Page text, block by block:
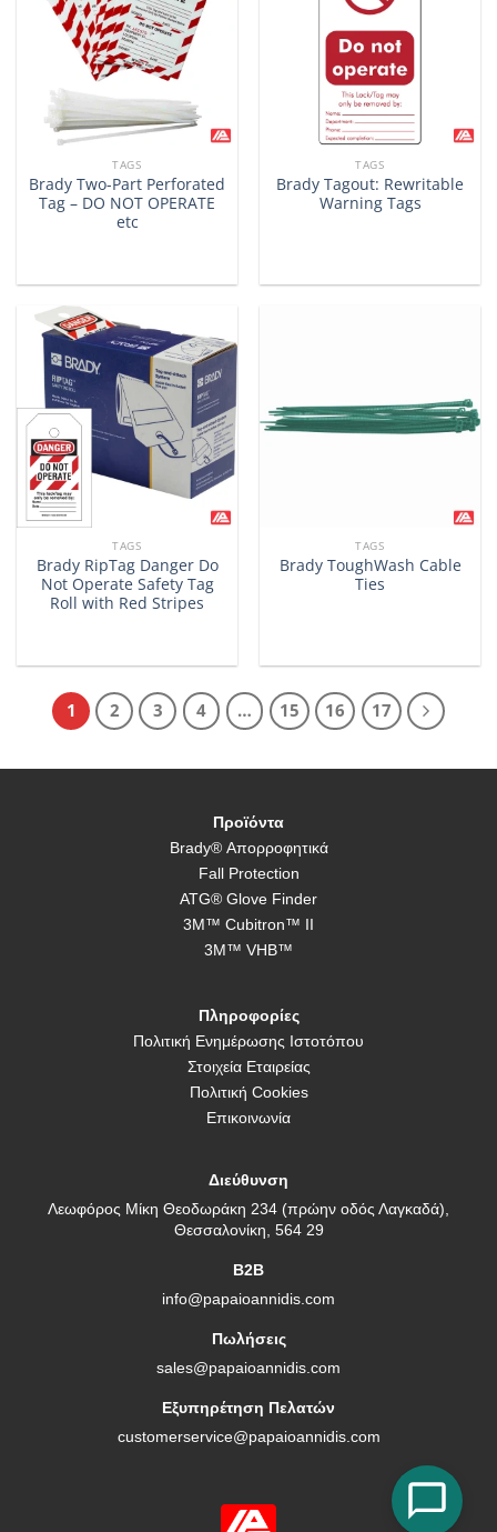
TAGS
Brady Two-Part Perforated
Tag – DO NOT OPERATE
etc
TAGS
Brady Tagout: Rewritable
Warning Tags
TAGS
Brady RipTag Danger Do
Not Operate Safety Tag
Roll with Red Stripes
TAGS
Brady ToughWash Cable
Ties
1 2 3 4 … 15 16 17
Προϊόντα
Brady® Απορροφητικά
Fall Protection
ATG® Glove Finder
3M™ Cubitron™ II
3M™ VHB™
Πληροφορίες
Πολιτική Ενημέρωσης Ιστοτόπου
Στοιχεία Εταιρείας
Πολιτική Cookies
Επικοινωνία
Διεύθυνση
Λεωφόρος Μίκη Θεοδωράκη 234 (πρώην οδός Λαγκαδά),
Θεσσαλονίκη, 564 29
B2B
info@papaioannidis.com
Πωλήσεις
sales@papaioannidis.com
Εξυπηρέτηση Πελατών
customerservice@papaioannidis.com